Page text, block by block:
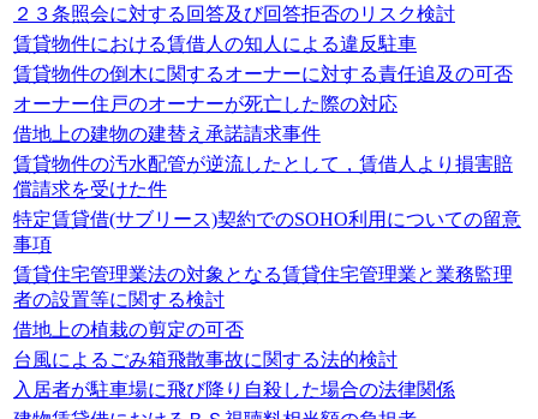
２３条照会に対する回答及び回答拒否のリスク検討
賃貸物件における賃借人の知人による違反駐車
賃貸物件の倒木に関するオーナーに対する責任追及の可否
オーナー住戸のオーナーが死亡した際の対応
借地上の建物の建替え承諾請求事件
賃貸物件の汚水配管が逆流したとして，賃借人より損害賠
償請求を受けた件
特定賃貸借(サブリース)契約でのSOHO利用についての留意
事項
賃貸住宅管理業法の対象となる賃貸住宅管理業と業務監理
者の設置等に関する検討
借地上の植栽の剪定の可否
台風によるごみ箱飛散事故に関する法的検討
入居者が駐車場に飛び降り自殺した場合の法律関係